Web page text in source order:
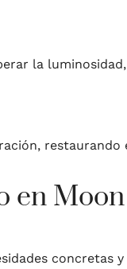
la
en
concretas